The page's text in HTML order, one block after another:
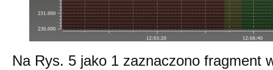
Na Rys. 5 jako 1 zaznaczono fragment